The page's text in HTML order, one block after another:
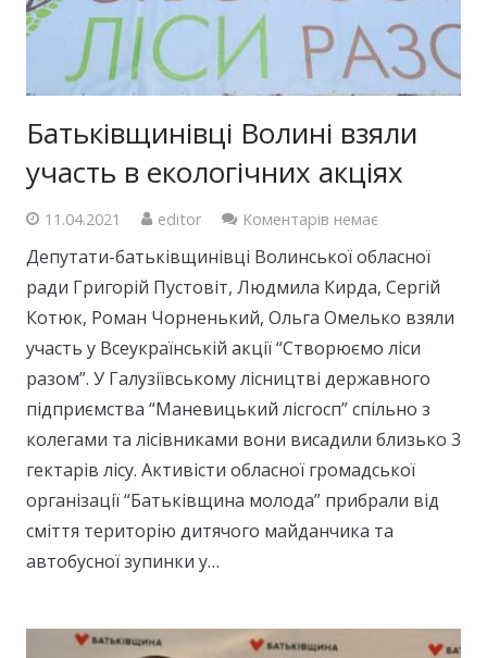
Батьківщинівці Волині взяли
участь в екологічних акціях
11.04.2021 editor Коментарів немає
Депутати-батьківщинівці Волинської обласної
ради Григорій Пустовіт, Людмила Кирда, Сергій
Котюк, Роман Чорненький, Ольга Омелько взяли
участь у Всеукраїнській акції “Створюємо ліси
разом”. У Галузіївському лісництві державного
підприємства “Маневицький лісгосп” спільно з
колегами та лісівниками вони висадили близько 3
гектарів лісу. Активісти обласної громадської
організації “Батьківщина молода” прибрали від
сміття територію дитячого майданчика та
автобусної зупинки у…